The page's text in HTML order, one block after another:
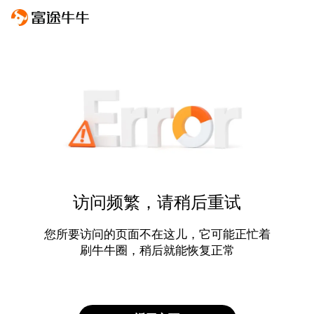
访问频繁，请稍后重试
您所要访问的页面不在这儿，它可能正忙着
刷牛牛圈，稍后就能恢复正常